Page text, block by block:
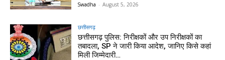
Swadha - August 5, 2026
छत्तीसगढ़
छत्तीसगढ़ पुलिस: निरीक्षकों और उप निरीक्षकों का
तबादला, SP ने जारी किया आदेश, जानिए किसे कहां
मिली जिम्मेदारी…